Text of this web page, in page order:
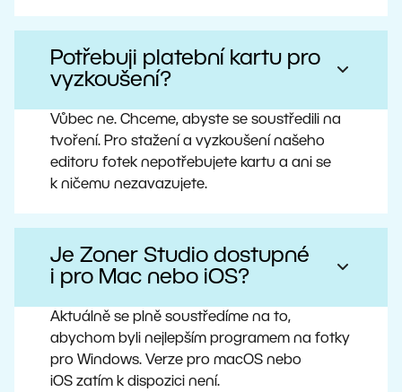
Potřebuji platební kartu pro
vyzkoušení?
Vůbec ne. Chceme, abyste se soustředili na
tvoření. Pro stažení a vyzkoušení našeho
editoru fotek nepotřebujete kartu a ani se
k ničemu nezavazujete.
Je Zoner Studio dostupné
i pro Mac nebo iOS?
Aktuálně se plně soustředíme na to,
abychom byli nejlepším programem na fotky
pro Windows. Verze pro macOS nebo
iOS zatím k dispozici není.